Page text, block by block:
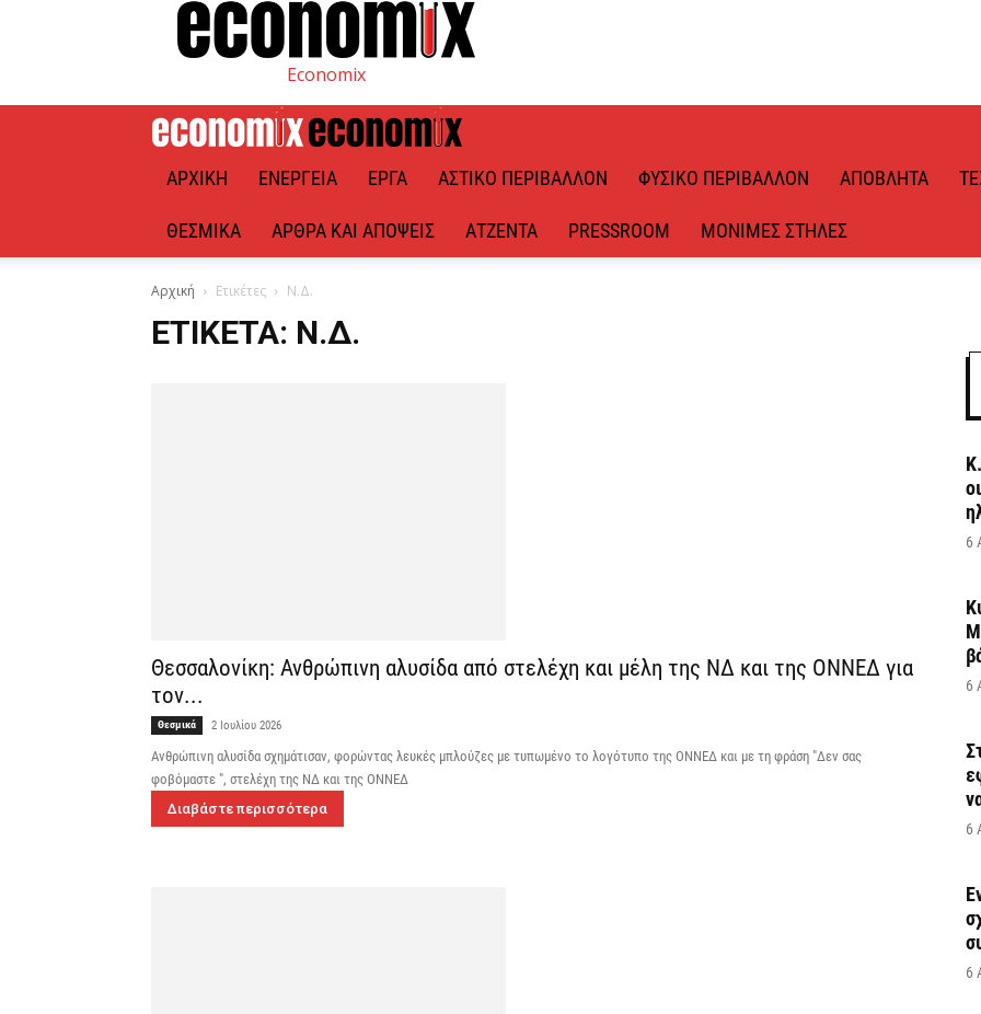
Economix
ΑΡΧΙΚΉ ΕΝΈΡΓΕΙΑ ΈΡΓΑ ΑΣΤΙΚΌ ΠΕΡΙΒΆΛΛΟΝ ΦΥΣΙΚΌ ΠΕΡΙΒΆΛΛΟΝ ΑΠΌΒΛΗΤΑ
ΘΕΣΜΙΚΆ ΆΡΘΡΑ ΚΑΙ ΑΠΌΨΕΙΣ ΑΤΖΈΝΤΑ PRESSROOM ΜΌΝΙΜΕΣ ΣΤΉΛΕΣ
Αρχική Ετικέτες Ν.Δ.
ΕΤΙΚΈΤΑ: Ν.Δ.
Θεσσαλονίκη: Ανθρώπινη αλυσίδα από στελέχη και μέλη της ΝΔ και της ΟΝΝΕΔ για
τον...
Θεσμικά 2 Ιουλίου 2026
Ανθρώπινη αλυσίδα σχημάτισαν, φορώντας λευκές μπλούζες με τυπωμένο το λογότυπο της ΟΝΝΕΔ και με τη φράση "Δεν σας
φοβόμαστε ", στελέχη της ΝΔ και της ΟΝΝΕΔ
Διαβάστε περισσότερα
6
6
6
6